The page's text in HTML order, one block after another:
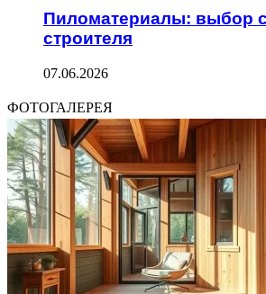
Пиломатериалы: выбор
строителя
07.06.2026
ФОТОГАЛЕРЕЯ